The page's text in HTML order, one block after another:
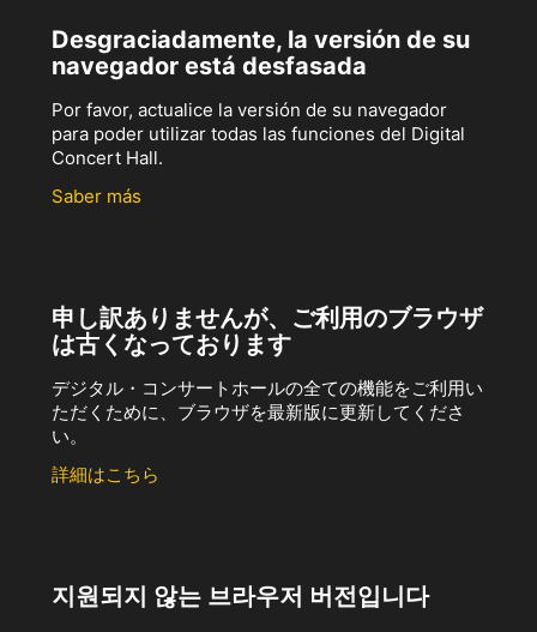
Desgraciadamente, la versión de su
navegador está desfasada
Por favor, actualice la versión de su navegador
para poder utilizar todas las funciones del Digital
Concert Hall.
Saber más
申し訳ありませんが、ご利用のブラウザ
は古くなっております
デジタル・コンサートホールの全ての機能をご利用い
ただくために、ブラウザを最新版に更新してくださ
い。
詳細はこちら
지원되지 않는 브라우저 버전입니다